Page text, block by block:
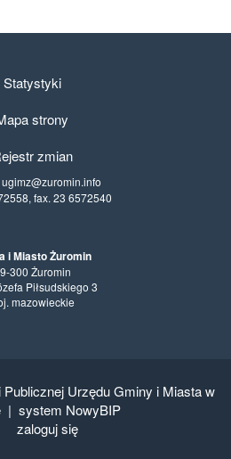
Statystyki
strony
zmian
ugimz@zuromin.info
fax. 23 6572540
i Miasto Żuromin
300 Żuromin
Piłsudskiego 3
mazowieckie
Publicznej Urzędu Gminy i Miasta w
| system NowyBIP
zaloguj się